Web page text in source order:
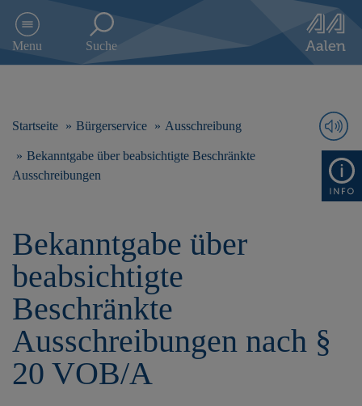
e
g
Menu Suche
Startseite Bürgerservice Ausschreibung
Bekanntgabe über beabsichtigte Beschränkte
Ausschreibungen
Bekanntgabe über
beabsichtigte
Beschränkte
Ausschreibungen nach §
20 VOB/A